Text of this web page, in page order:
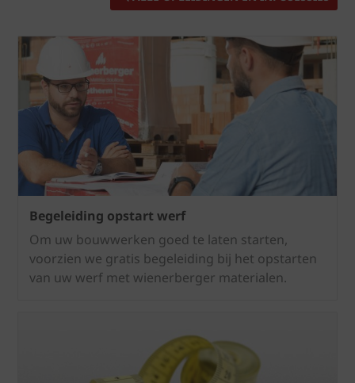
Begeleiding opstart werf
Om uw bouwwerken goed te laten starten,
voorzien we gratis begeleiding bij het opstarten
van uw werf met wienerberger materialen.